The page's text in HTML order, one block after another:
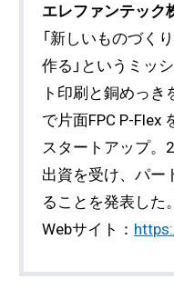
エレファンテック
「新しいものづく
作る」というミッ
ト印刷と銅めっ
で片面FPC P-Flex
スタートアップ。
出資を受け、パー
ることを発表した。
Webサイト：